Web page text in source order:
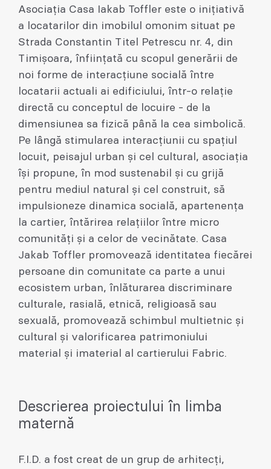
Asociația Casa Iakab Toffler este o inițiativă
a locatarilor din imobilul omonim situat pe
Strada Constantin Titel Petrescu nr. 4, din
Timișoara, înființată cu scopul generării de
noi forme de interacțiune socială între
locatarii actuali ai edificiului, într-o relație
directă cu conceptul de locuire - de la
dimensiunea sa fizică până la cea simbolică.
Pe lângă stimularea interacțiunii cu spațiul
locuit, peisajul urban și cel cultural, asociația
își propune, în mod sustenabil și cu grijă
pentru mediul natural și cel construit, să
impulsioneze dinamica socială, apartenența
la cartier, întărirea relațiilor între micro
comunități și a celor de vecinătate. Casa
Jakab Toffler promovează identitatea fiecărei
persoane din comunitate ca parte a unui
ecosistem urban, înlăturarea discriminare
culturale, rasială, etnică, religioasă sau
sexuală, promovează schimbul multietnic și
cultural și valorificarea patrimoniului
material și imaterial al cartierului Fabric.
Descrierea proiectului în limba
maternă
F.I.D. a fost creat de un grup de arhitecți,